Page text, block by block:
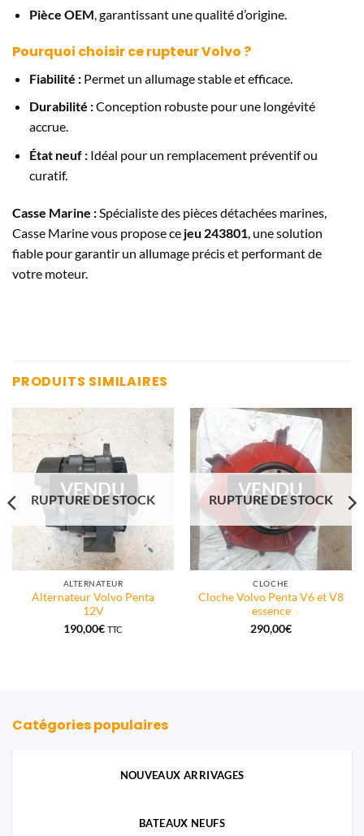
Pièce OEM , garantissant une qualité d’origine.
Pourquoi choisir ce rupteur Volvo ?
Fiabilité :Permet un allumage stable et efficace.
Durabilité :Conception robuste pour une longévité
accrue.
État neuf :Idéal pour un remplacement préventif ou
curatif.
Casse Marine : Spécialiste des pièces détachées marines,
Casse Marine vous propose ce jeu 243801 , une solution
fiable pour garantir un allumage précis et performant de
votre moteur.
PRODUITS SIMILAIRES
VENDU
RUPTURE DE STOCK
ALTERNATEUR
Alternateur Volvo Penta
12V
190,00€ TTC
VENDU
RUPTURE DE STOCK
CLOCHE
Cloche Volvo Penta V6 et V8
essence
290,00€
Catégories populaires
NOUVEAUX ARRIVAGES
BATEAUX NEUFS